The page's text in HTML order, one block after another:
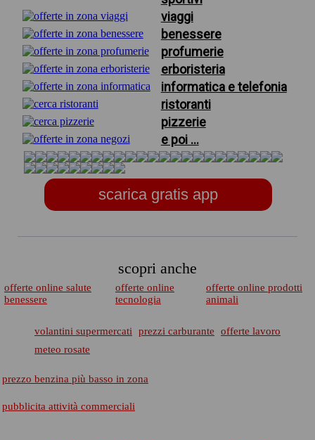
viaggi
benessere
profumerie
erboristeria
informatica e telefonia
ristoranti
pizzerie
e poi ...
scarica gratis app
scopri anche
offerte online salute
benessere
offerte online
tecnologia
offerte online prodotti
animali
volantini supermercati prezzi carburante
offerte lavoro
meteo rosate
prezzo benzina più basso in zona
pubblicita attività commerciali